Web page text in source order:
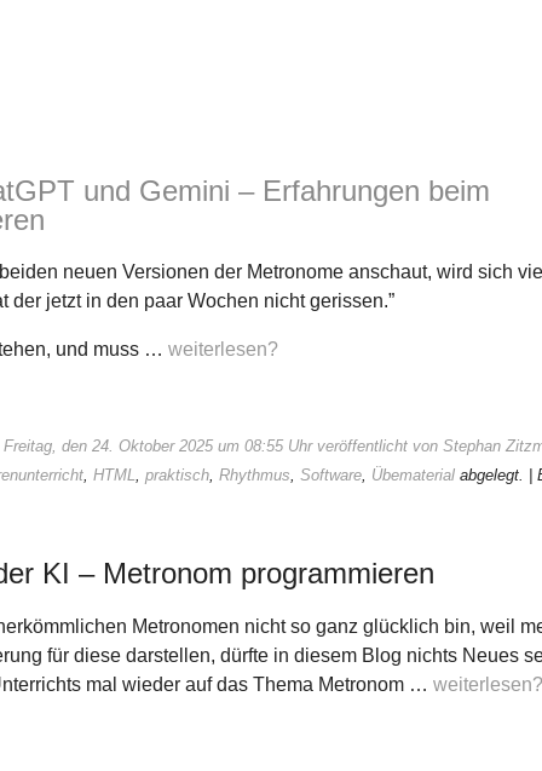
und Gemini – Erfahrungen beim
neuen Versionen der Metronome anschaut, wird sich
der jetzt in den paar Wochen nicht gerissen.”
und muss … weiterlesen?
den 24. Oktober 2025 um 08:55 Uhr veröffentlicht von Stephan
, HTML, praktisch, Rhythmus, Software, Übematerial abgelegt.
KI – Metronom programmieren
Metronomen nicht so ganz glücklich bin, weil
für diese darstellen, dürfte in diesem Blog nichts Neues
mal wieder auf das Thema Metronom … weiterlesen?